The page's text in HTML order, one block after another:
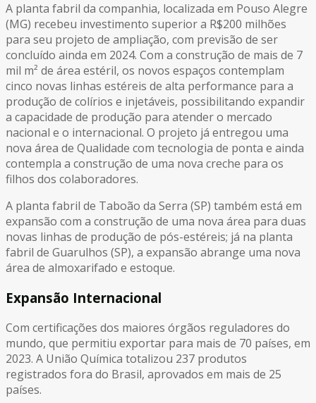
A planta fabril da companhia, localizada em Pouso Alegre
(MG) recebeu investimento superior a R$200 milhões
para seu projeto de ampliação, com previsão de ser
concluído ainda em 2024. Com a construção de mais de 7
mil m² de área estéril, os novos espaços contemplam
cinco novas linhas estéreis de alta performance para a
produção de colírios e injetáveis, possibilitando expandir
a capacidade de produção para atender o mercado
nacional e o internacional. O projeto já entregou uma
nova área de Qualidade com tecnologia de ponta e ainda
contempla a construção de uma nova creche para os
filhos dos colaboradores.
A planta fabril de Taboão da Serra (SP) também está em
expansão com a construção de uma nova área para duas
novas linhas de produção de pós-estéreis; já na planta
fabril de Guarulhos (SP), a expansão abrange uma nova
área de almoxarifado e estoque.
Expansão Internacional
Com certificações dos maiores órgãos reguladores do
mundo, que permitiu exportar para mais de 70 países, em
2023. A União Química totalizou 237 produtos
registrados fora do Brasil, aprovados em mais de 25
países.